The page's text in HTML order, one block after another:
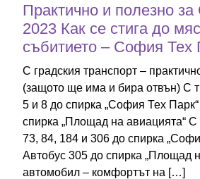
Практично и полезно за
2023 Как се стига до
събитието – София Тех
С градския транспорт –
(защото ще има и бира отвън) С
5 и 8 до спирка „София Тех
спирка „Площад на авиацията“ С
73, 84, 184 и 306 до спирка
Автобус 305 до спирка „Площад
автомобил – комфортът на […]